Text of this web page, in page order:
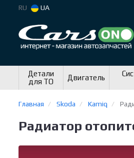
RU UA
Детали
для ТО
Двигатель
Главная Skoda Kamiq
Радиатор